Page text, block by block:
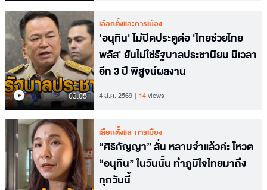
03.05
เลือกตั้งและการเมือง
'อนุทิน' ไม่ปิดประตูต่อ 'ไทยช่วยไทย
พลัส' ยันไม่ใช่รัฐบาลประชานิยม มีเวลา
อีก 3 ปี พิสูจน์ผลงาน
4 ส.ค. 2569 14views
เลือกตั้งและการเมือง
“ศิริกัญญา” ลั่น หลาบจำแล้วค่ะ โหวต
“อนุทิน” ในวันนั้น ทำภูมิใจไทยมาถึง
ทุกวันนี้